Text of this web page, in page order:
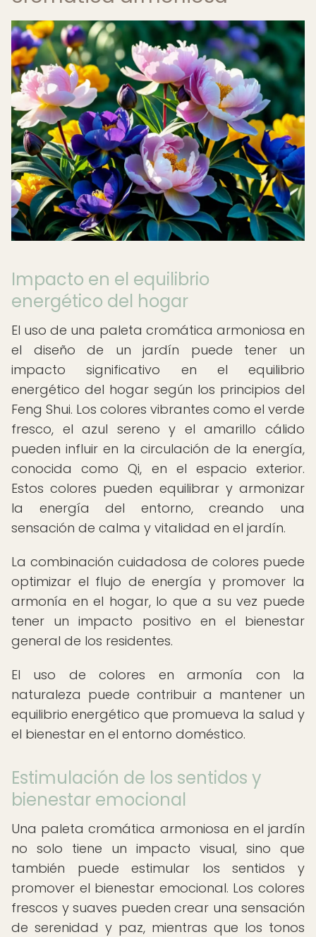
Impacto en el equilibrio
energético del hogar
El uso de una paleta cromática armoniosa en
el diseño de un jardín puede tener un
impacto significativo en el equilibrio
energético del hogar según los principios del
Feng Shui. Los colores vibrantes como el verde
fresco, el azul sereno y el amarillo cálido
pueden influir en la circulación de la energía,
conocida como Qi, en el espacio exterior.
Estos colores pueden equilibrar y armonizar
la energía del entorno, creando una
sensación de calma y vitalidad en el jardín.
La combinación cuidadosa de colores puede
optimizar el flujo de energía y promover la
armonía en el hogar, lo que a su vez puede
tener un impacto positivo en el bienestar
general de los residentes.
El uso de colores en armonía con la
naturaleza puede contribuir a mantener un
equilibrio energético que promueva la salud y
el bienestar en el entorno doméstico.
Estimulación de los sentidos y
bienestar emocional
Una paleta cromática armoniosa en el jardín
no solo tiene un impacto visual, sino que
también puede estimular los sentidos y
promover el bienestar emocional. Los colores
frescos y suaves pueden crear una sensación
de serenidad y paz, mientras que los tonos